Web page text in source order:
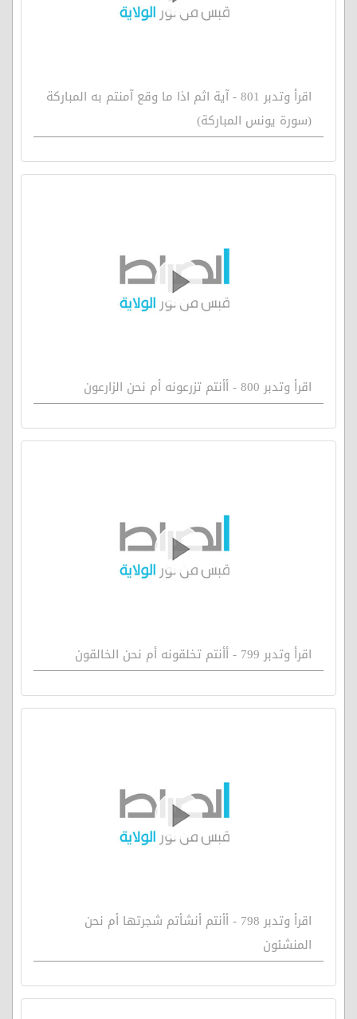
اقرأ وتدبر 801 - آية اثم اذا ما وقع آمنتم به المباركة
(سورة يونس المباركة)
اقرأ وتدبر 800 - أأنتم تزرعونه أم نحن الزارعون
اقرأ وتدبر 799 - أأنتم تخلقونه أم نحن الخالقون
اقرأ وتدبر 798 - أأنتم أنشأتم شجرتها أم نحن
المنشئون